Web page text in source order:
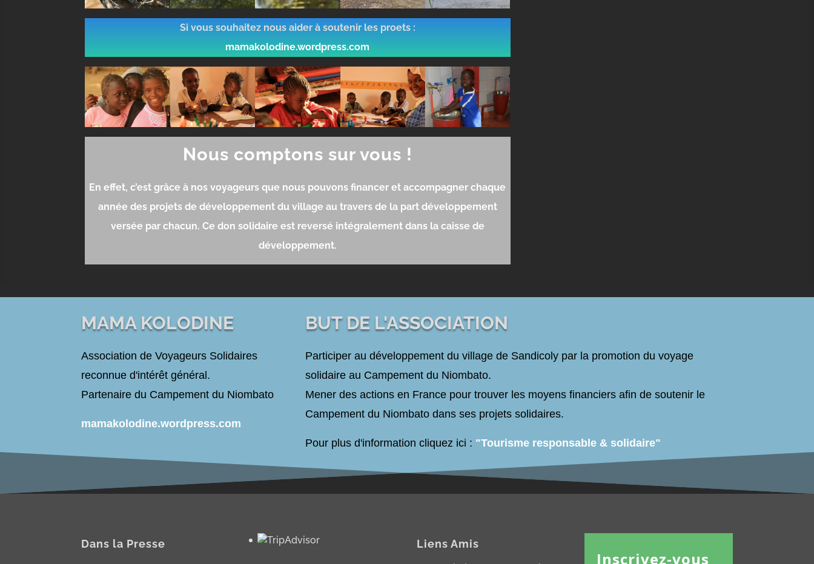
Si vous souhaitez nous aider à soutenir les proets :
mamakolodine.wordpress.com
Nous comptons sur vous !
En effet, c’est grâce à nos voyageurs que nous pouvons financer et accompagner chaque
année des projets de développement du village au travers de la part développement
versée par chacun. Ce don solidaire est reversé intégralement dans la caisse de
développement.
MAMA KOLODINE
Association de Voyageurs Solidaires
reconnue d'intérêt général.
Partenaire du Campement du Niombato
mamakolodine.wordpress.com
BUT DE L'ASSOCIATION
Participer au développement du village de Sandicoly par la promotion du voyage
solidaire au Campement du Niombato.
Mener des actions en France pour trouver les moyens financiers afin de soutenirle
Campement du Niombato dans ses projets solidaires.
Pour plus d'information cliquez ici : "Tourisme responsable & solidaire"
Dans la Presse Liens Amis
Inscrivez-vous